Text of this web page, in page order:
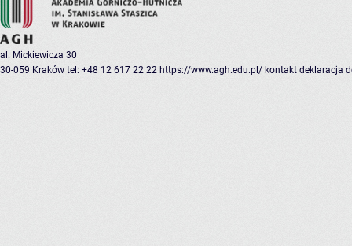
al. Mickiewicza 30
30-059 Kraków tel: +48 12 617 22 22 https://www.agh.edu.pl/ kontakt deklaracja